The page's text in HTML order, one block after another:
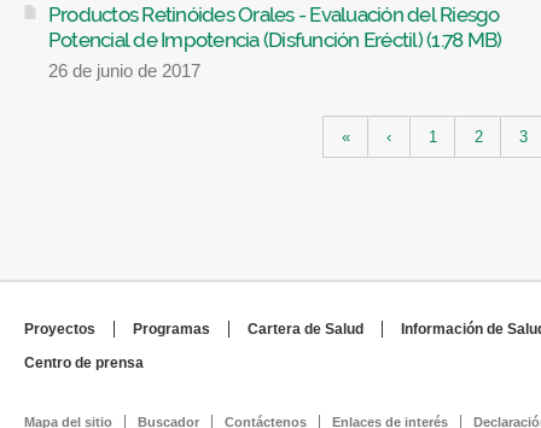
Productos Retinóides Orales - Evaluación del Riesgo
Potencial de Impotencia (Disfunción Eréctil) (1.78 MB)
26 de junio de 2017
« ‹ 1 2 3
Proyectos Programas Cartera de Salud
Información de
Centro de prensa
Mapa del sitio Buscador Contáctenos Enlaces de interés